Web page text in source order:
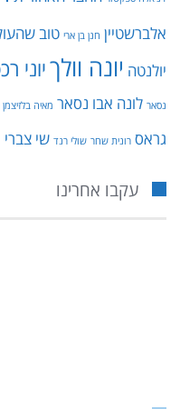
אלברשטיין חנן בן ארי טוב
יולנטה יונה וולךיוני
נסאר לונה אבו נסאר מאיה בלזיצמן
גראס רונית שחר שולי רנד שי צברי
עקבו אחרינו